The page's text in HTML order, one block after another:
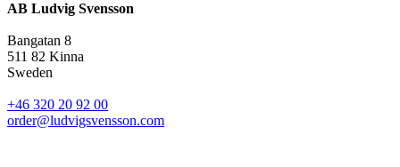
AB Ludvig Svensson
Bangatan 8
511 82 Kinna
Sweden
+46 320 20 92 00
order@ludvigsvensson.com